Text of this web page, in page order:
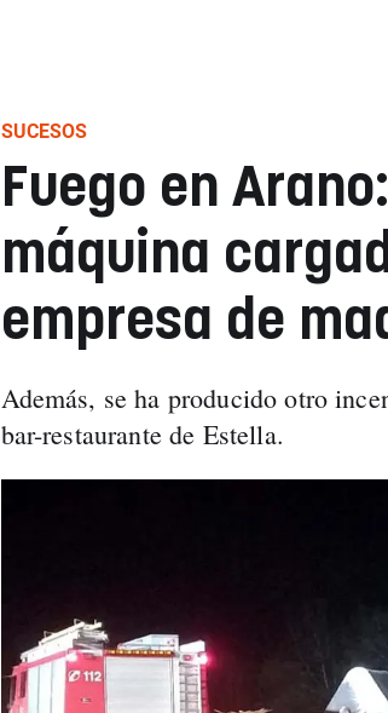
SUCESOS
Fuego en
máquina
empresa de
Además, se ha producido otro
bar-restaurante de Estella.